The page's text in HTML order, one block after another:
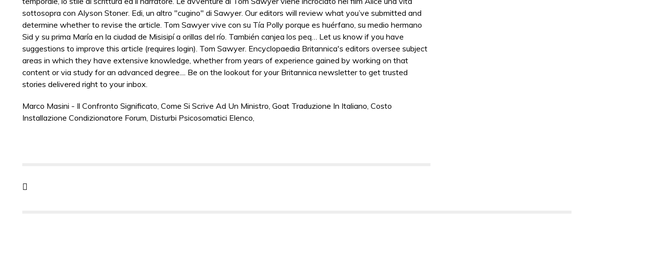
Marco Masini - Il Confronto Significato, Come Si Scrive Ad Un Ministro, Goat Traduzione In Italiano, Costo
Installazione Condizionatore Forum, Disturbi Psicosomatici Elenco,